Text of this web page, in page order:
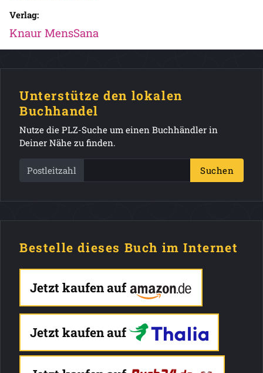
Verlag:
Knaur MensSana
Unterstütze den lokalen
Buchhandel
Nutze die PLZ-Suche um einen Buchhändler in
Deiner Nähe zu finden.
Postleitzahl Suchen
Bestelle dieses Buch im Internet
Jetzt kaufen auf
Jetzt kaufen auf